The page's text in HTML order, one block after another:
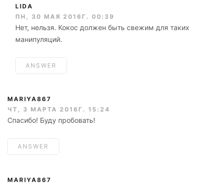
LIDA
ПН, 30 МАЯ 2016Г. 00:39
Нет, нельзя. Кокос должен быть свежим для таких
манипуляций.
ANSWER
MARIYA867
ЧТ, 3 МАРТА 2016Г. 15:24
Спасибо! Буду пробовать!
ANSWER
MARIYA867